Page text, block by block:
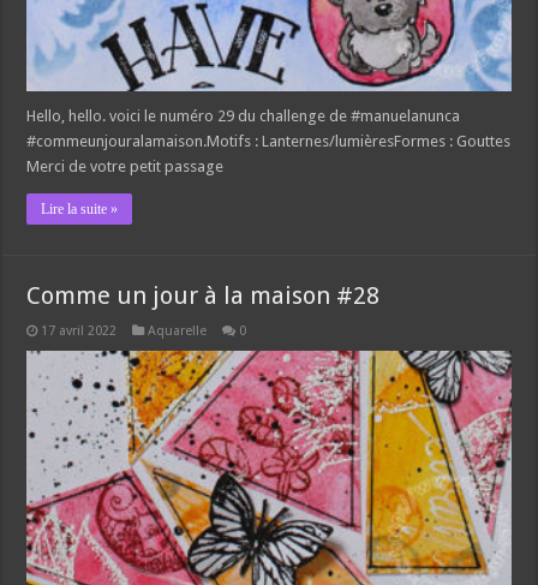
Hello, hello. voici le numéro 29 du challenge de #manuelanunca
#commeunjouralamaison.Motifs : Lanternes/lumièresFormes : Gouttes
Merci de votre petit passage
Lire la suite »
Comme un jour à la maison #28
17 avril 2022 Aquarelle 0